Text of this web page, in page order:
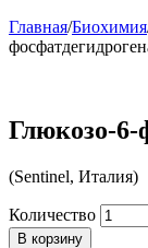
Главная/Биохимия
Глюкозо-6-
(Sentinel, Италия)
Количество
В корзину